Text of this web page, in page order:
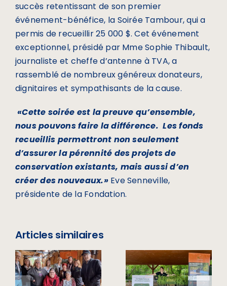
succès retentissant de son premier
événement-bénéfice, la Soirée Tambour, qui a
permis de recueillir 25 000 $. Cet événement
exceptionnel, présidé par Mme Sophie Thibault,
journaliste et cheffe d’antenne à TVA, a
rassemblé de nombreux généreux donateurs,
dignitaires et sympathisants de la cause.
«Cette soirée est la preuve qu’ensemble,
nous pouvons faire la différence. Les fonds
recueillis permettront non seulement
d’assurer la pérennité des projets de
conservation existants, mais aussi d’en
créer des nouveaux.» Eve Senneville,
présidente de la Fondation.
Articles similaires
ARBRES
REMIS EN 2
JOURS : UN
BEAU
DES
ESPÈCES